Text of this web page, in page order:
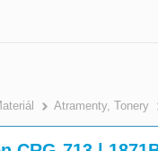
Atramenty, Tonery